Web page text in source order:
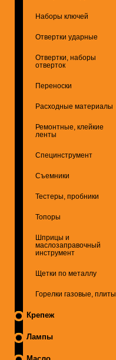
Наборы ключей
Отвертки ударные
Отвертки, наборы
отверток
Переноски
Расходные материалы
Ремонтные, клейкие
ленты
Специнструмент
Съемники
Тестеры, пробники
Топоры
Шприцы и
маслозаправочный
инструмент
Щетки по металлу
Горелки газовые, плиты
Крепеж
Лампы